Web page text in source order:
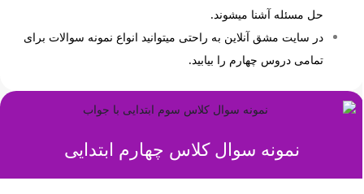
حل مسئله آشنا میشوند.
در سایت مشق آنلاین به راحتی میتوانید انواع نمونه سوالات برای
تمامی دروس چهارم را بیابید.
نمونه سوال کلاسچهارم ابتدایی